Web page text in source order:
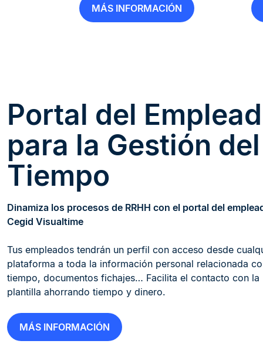
MÁS INFORMACIÓN
Portal del
para la Gestión del
Tiempo
Dinamiza los procesos de RRHH con el portal del
Cegid Visualtime
Tus empleados tendrán un perfil con acceso desde
plataforma a toda la información personal relacionada
tiempo, documentos fichajes… Facilita el contacto con la
plantilla ahorrando tiempo y dinero.
MÁS INFORMACIÓN